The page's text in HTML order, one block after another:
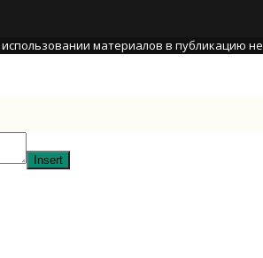
материалов в публикацию
Insert